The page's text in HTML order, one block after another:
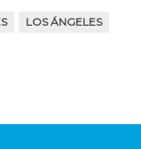
LOS ÁNGELES